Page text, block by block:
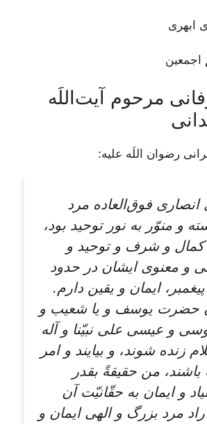
ابهری
اجمعین
مرحوم آیت‌اللَه
رضوان اللَه علیه:
فوق‏‌العاده مرد
و منوّر به نور توحيد بود،
كمال و شرف و توحيد و
و معنوى ايشان در حدود
ايمان و يقين دارم.
حضرت يوسف و يا شعيب و
و عيسى على نبيّنا و آله
زنده شوند، و بيايند و امر
من حقيقةً بقدر
و ايمان به حقّانيّت آن
راد مرد بزرگ و الهى ايمان و